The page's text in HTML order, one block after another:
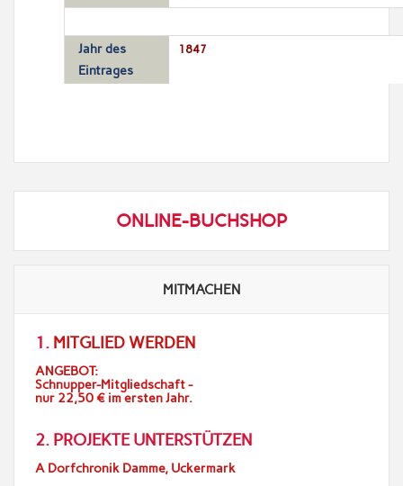
Jahr des
Eintrages
1847
ONLINE-BUCHSHOP
MITMACHEN
1. MITGLIED WERDEN
ANGEBOT:
Schnupper-Mitgliedschaft -
nur 22,50 € im ersten Jahr.
2. PROJEKTE UNTERSTÜTZEN
A Dorfchronik Damme, Uckermark